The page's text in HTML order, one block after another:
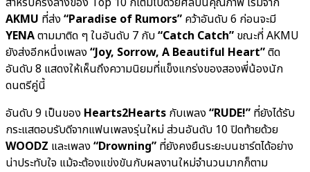
AKMU ที่ส่ง“Paradise of Rumors” คว้าอันดับ 6 ก่อนจะมี
YENAตามมาติด ๆ ในอันดับ 7 กับ“Catch Catch” ขณะที่ AKMU
ยังส่งอีกหนึ่งเพลง“Joy, Sorrow, A Beautiful Heart”ติด
อันดับ 8 แสดงให้เห็นถึงความนิยมที่แข็งแกร่งของสองพี่น้องนัก
ดนตรีคู่นี้
อันดับ 9 เป็นของ Hearts2Hearts กับเพลง“RUDE!” ที่ยังได้รับ
กระแสตอบรับดีจากแฟนเพลงรุ่นใหม่ ส่วนอันดับ 10 ปิดท้ายด้วย
WOODZ และเพลง“Drowning” ที่ยังคงยืนระยะบนชาร์ตได้อย่าง
น่าประทับใจ แม้จะต้องแข่งขันกับผลงานใหม่จำนวนมากก็ตาม